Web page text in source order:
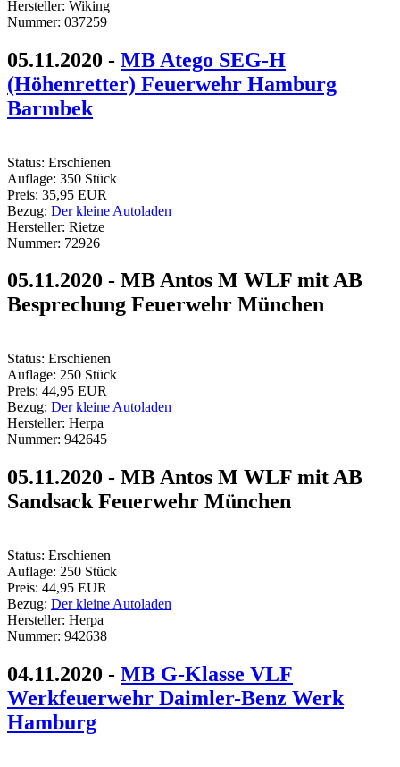
Hersteller: Wiking
Nummer: 037259
05.11.2020 - MB Atego SEG-H
(Höhenretter) Feuerwehr Hamburg
Barmbek
Status: Erschienen
Auflage: 350 Stück
Preis: 35,95 EUR
Bezug: Der kleine Autoladen
Hersteller: Rietze
Nummer: 72926
05.11.2020 - MB Antos M WLF mit AB
Besprechung Feuerwehr München
Status: Erschienen
Auflage: 250 Stück
Preis: 44,95 EUR
Bezug: Der kleine Autoladen
Hersteller: Herpa
Nummer: 942645
05.11.2020 - MB Antos M WLF mit AB
Sandsack Feuerwehr München
Status: Erschienen
Auflage: 250 Stück
Preis: 44,95 EUR
Bezug: Der kleine Autoladen
Hersteller: Herpa
Nummer: 942638
04.11.2020 - MB G-Klasse VLF
Werkfeuerwehr Daimler-Benz Werk
Hamburg